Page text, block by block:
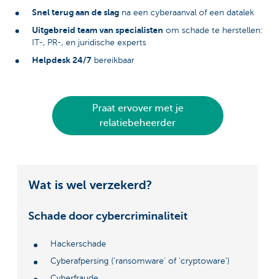
Snel terug aan de slag na een cyberaanval of een datalek
Uitgebreid team van specialisten om schade te herstellen:
IT-, PR-, en juridische experts
Helpdesk 24/7 bereikbaar
Praat ervover met je
relatiebeheerder
Wat is wel verzekerd?
Schade door cybercriminaliteit
Hackerschade
Cyberafpersing (‘ransomware’ of ‘cryptoware’)